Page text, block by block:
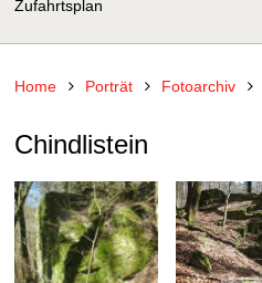
Zufahrtsplan
Home Porträt Fotoarchiv
Chindlistein